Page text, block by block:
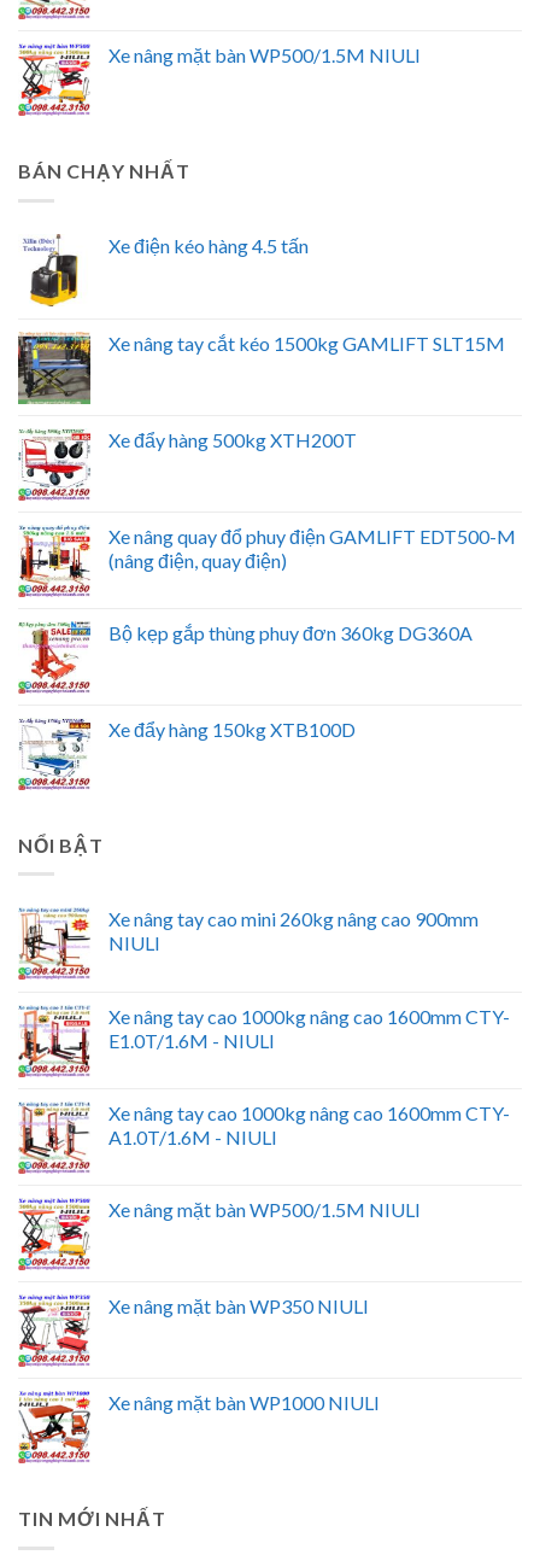
Xe nâng mặt bàn WP500/1.5M NIULI
BÁN CHẠY NHẤT
Xe điện kéo hàng 4.5 tấn
Xe nâng tay cắt kéo 1500kg GAMLIFT SLT15M
Xe đẩy hàng 500kg XTH200T
Xe nâng quay đổ phuy điện GAMLIFT EDT500-M
(nâng điện, quay điện)
Bộ kẹp gắp thùng phuy đơn 360kg DG360A
Xe đẩy hàng 150kg XTB100D
NỔI BẬT
Xe nâng tay cao mini 260kg nâng cao 900mm
NIULI
Xe nâng tay cao 1000kg nâng cao 1600mm CTY-
E1.0T/1.6M - NIULI
Xe nâng tay cao 1000kg nâng cao 1600mm CTY-
A1.0T/1.6M - NIULI
Xe nâng mặt bàn WP500/1.5M NIULI
Xe nâng mặt bàn WP350 NIULI
Xe nâng mặt bàn WP1000 NIULI
TIN MỚI NHẤT